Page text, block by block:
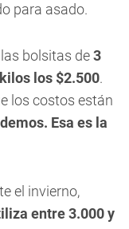
para asado.
bolsitas de3
los $2.500.
los costos están
Esa es la
el invierno,
entre 3.000 y